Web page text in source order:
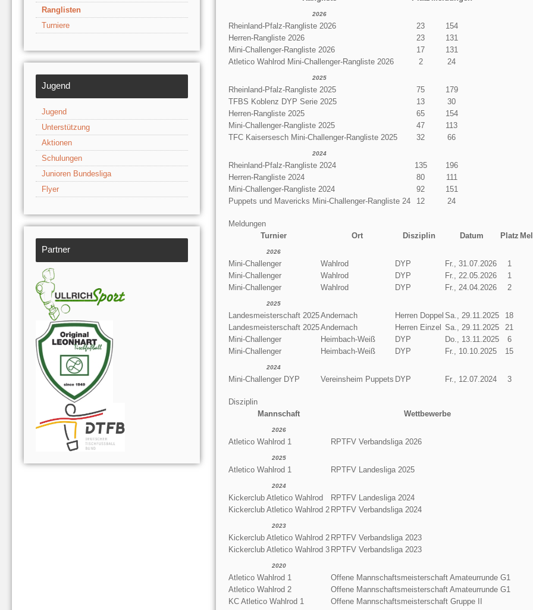
Ranglisten
Turniere
Jugend
Jugend
Unterstützung
Aktionen
Schulungen
Junioren Bundesliga
Flyer
Partner
2026
Rheinland-Pfalz-Rangliste 2026 23
154
Herren-Rangliste 2026
23
131
Mini-Challenger-Rangliste 2026
17
131
Atletico Wahlrod Mini-Challenger-Rangliste 2026
2 24
2025
Rheinland-Pfalz-Rangliste 2025 75
179
TFBS Koblenz DYP Serie 2025
13
30
Herren-Rangliste 2025
65
154
Mini-Challenger-Rangliste 2025
47
113
TFC Kaisersesch Mini-Challenger-Rangliste 2025
32 66
2024
Rheinland-Pfalz-Rangliste 2024 135
196
Herren-Rangliste 2024
80
111
Mini-Challenger-Rangliste 2024
92
151
Puppets und Mavericks Mini-Challenger-Rangliste 24
12 24
Meldungen
Turnier
Ort Disziplin Datum Platz
2026
Mini-Challenger Wahlrod DYP Fr., 31.07.2026 1
Mini-Challenger
Wahlrod DYP Fr., 22.05.2026 1
Mini-Challenger
Wahlrod DYP Fr., 24.04.2026 2
2025
Landesmeisterschaft 2025Andernach Herren Doppel Sa., 29.11.2025 18
Landesmeisterschaft 2025Andernach Herren Einzel Sa., 29.11.2025 21
Mini-Challenger
Heimbach-Weiß DYP Do., 13.11.2025 6
Mini-Challenger
Heimbach-Weiß DYP Fr., 10.10.2025 15
2024
Mini-Challenger DYP Vereinsheim Puppets DYP Fr., 12.07.2024 3
Disziplin
Mannschaft
Wettbewerbe
2026
Atletico Wahlrod 1 RPTFV Verbandsliga 2026
2025
Atletico Wahlrod 1 RPTFV Landesliga 2025
2024
Kickerclub Atletico Wahlrod
RPTFV Landesliga 2024
Kickerclub Atletico Wahlrod 2 RPTFV Verbandsliga 2024
2023
Kickerclub Atletico Wahlrod 2 RPTFV Verbandsliga 2023
Kickerclub Atletico Wahlrod 3 RPTFV Verbandsliga 2023
2020
Atletico Wahlrod 1
Offene Mannschaftsmeisterschaft Amateurrunde G1
Atletico Wahlrod 2
Offene Mannschaftsmeisterschaft Amateurrunde G1
KC Atletico Wahlrod 1
Offene Mannschaftsmeisterschaft Gruppe II